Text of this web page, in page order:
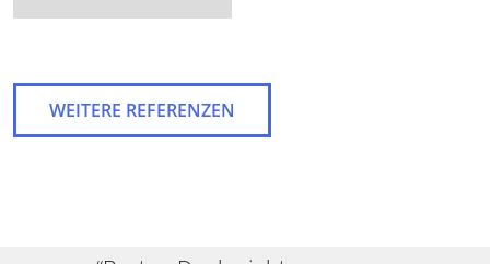
WEITERE REFERENZEN